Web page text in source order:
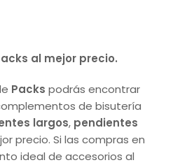
al mejor precio.
Packs podrás encontrar
de bisutería
largos, pendientes
precio. Si las compras en
ideal de accesorios al